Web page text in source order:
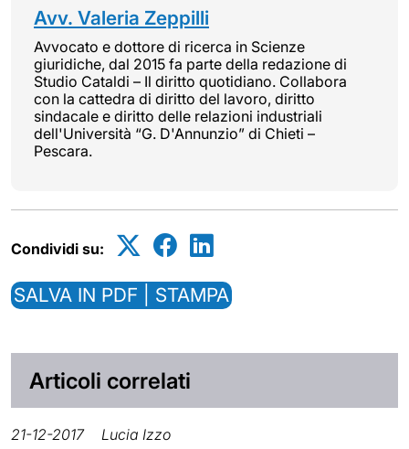
Avv. Valeria Zeppilli
Avvocato e dottore di ricerca in Scienze
giuridiche, dal 2015 fa parte della redazione di
Studio Cataldi – Il diritto quotidiano. Collabora
con la cattedra di diritto del lavoro, diritto
sindacale e diritto delle relazioni industriali
dell'Università “G. D'Annunzio” di Chieti –
Pescara.
Condividi su:
SALVA IN PDF | STAMPA
Articoli correlati
21-12-2017 Lucia Izzo